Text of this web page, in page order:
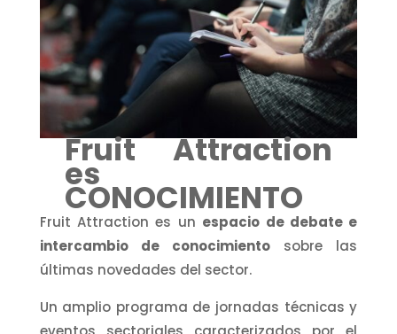
Fruit Attraction
es
CONOCIMIENTO
Fruit Attraction es un espacio de debate e
intercambio de conocimiento sobre las
últimas novedades del sector.
Un amplio programa de jornadas técnicas y